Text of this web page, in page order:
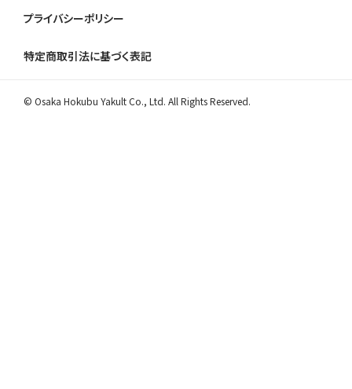
プライバシーポリシー
特定商取引法に基づく表記
© Osaka Hokubu Yakult Co., Ltd. All Rights Reserved.